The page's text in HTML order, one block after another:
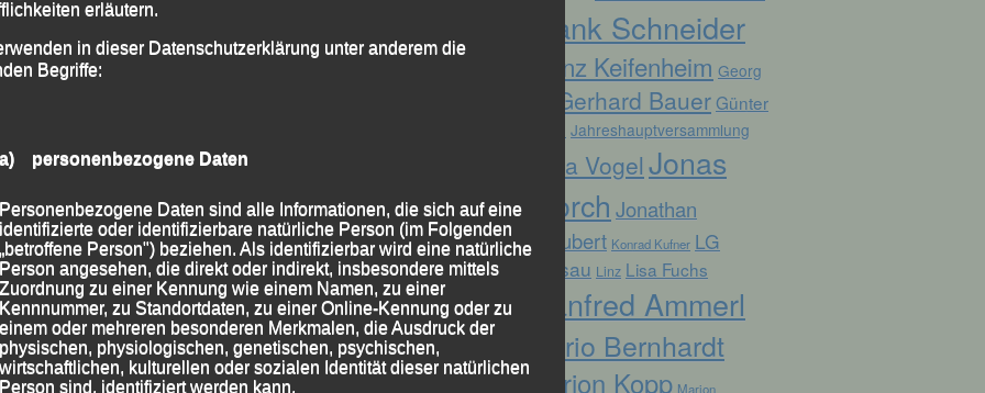
des letzten Jahres wird auch beim diesjährigen
der Ludwigstraße im Bereich der Votivkirche sein!
Jahr auf dem Domplatz sein.
Frank Schneider
Franz Keifenheim Georg
Gerhard Bauer Günter
Jahreshauptversammlung
Jana Vogel Jonas
Storch Jonathan
Schubert Konrad Kufner LG
Passau Linz Lisa Fuchs
Manfred Ammerl
Mario Bernhardt
Marion Kopp Marion
erläutern.
in dieser Datenschutzerklärung unter anderem die
Begriffe:
a) personenbezogene Daten
Personenbezogene Daten sind alle Informationen, die sich auf eine
identifizierte oder identifizierbare natürliche Person (im Folgenden
„betroffene Person") beziehen. Als identifizierbar wird eine natürliche
Person angesehen, die direkt oder indirekt, insbesondere mittels
Zuordnung zu einer Kennung wie einem Namen, zu einer
Kennnummer, zu Standortdaten, zu einer Online-Kennung oder zu
einem oder mehreren besonderen Merkmalen, die Ausdruck der
physischen, physiologischen, genetischen, psychischen,
wirtschaftlichen, kulturellen oder sozialen Identität dieser natürlichen
Person sind, identifiziert werden kann.